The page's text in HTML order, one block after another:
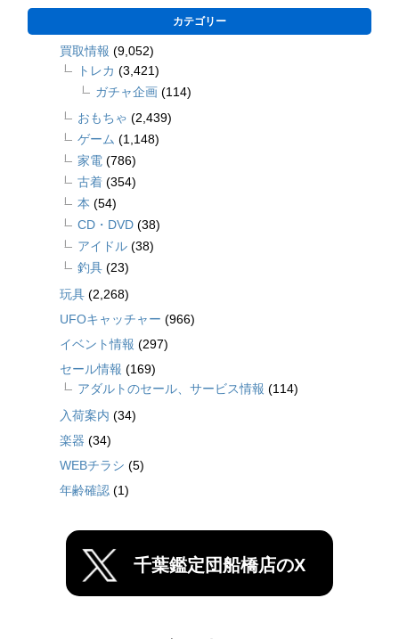
カテゴリー
買取情報 (9,052)
トレカ (3,421)
ガチャ企画 (114)
おもちゃ (2,439)
ゲーム (1,148)
家電 (786)
古着 (354)
本 (54)
CD・DVD (38)
アイドル (38)
釣具 (23)
玩具 (2,268)
UFOキャッチャー (966)
イベント情報 (297)
セール情報 (169)
アダルトのセール、サービス情報 (114)
入荷案内 (34)
楽器 (34)
WEBチラシ (5)
年齢確認 (1)
千葉鑑定団船橋店のX